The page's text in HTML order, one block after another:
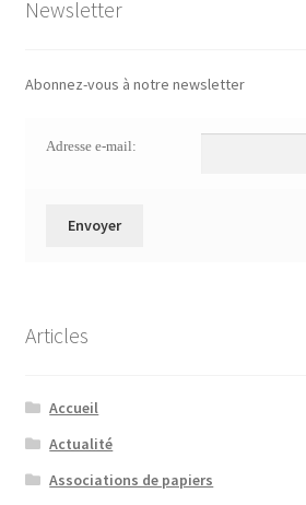
Newsletter
Abonnez-vous à notre newsletter
Adresse e-mail:
Articles
Accueil
Actualité
Associations de papiers